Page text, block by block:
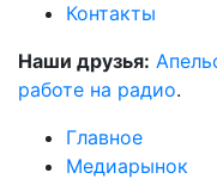
Контакты
Наши друзья:
работе на радио.
Главное
Медиарынок